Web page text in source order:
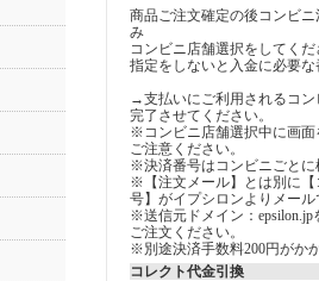
商品ご注文確定の後コンビ
み
コンビニ店舗選択をしてく
指定をしないと入金に必要
→支払いにご利用されるコ
完了させてください。
※コンビニ店舗選択中に画
ご注意ください。
※決済番号はコンビニごと
※【注文メール】とは別に
号】がイプシロンよりメー
※送信元ドメイン：
ご注文ください。
※別途決済手数料200円がか
コレクト代金引換